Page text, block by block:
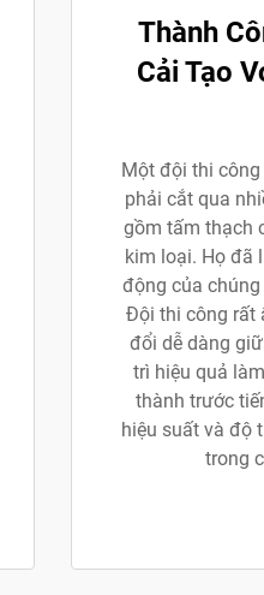
Thành
Cải Tạo
Một đội thi
phải cắt qua
gồm tấm thạch
kim loại. Họ đã
động của
Đội thi công rất
đổi dễ dàng
trì hiệu quả
thành trước
hiệu suất và độ
trong